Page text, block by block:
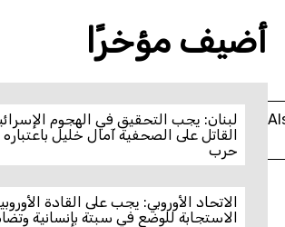
أضيف مؤخرًا
لبنان: يجب التحقيق في الهجوم
القاتل على الصحفية آمال خليل
حرب
الاتحاد الأوروبي: يجب على القادة
الاستجابة للوضع في سبتة بإنسانية